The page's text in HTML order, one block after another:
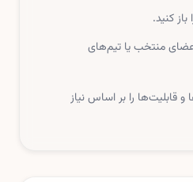
منتخب یا تیم‌های
را بر اساس نیاز